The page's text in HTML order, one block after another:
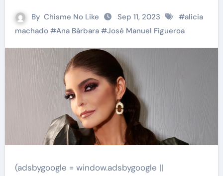
By Chisme No Like Sep 11, 2023 #alicia
machado#Ana Bárbara#José Manuel Figueroa
(adsbygoogle = window.adsbygoogle ||